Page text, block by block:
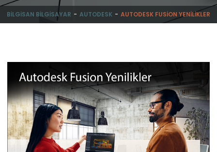
BILGISAN BILGISAYAR AUTODESK AUTODESK FUSION YENILIKLER